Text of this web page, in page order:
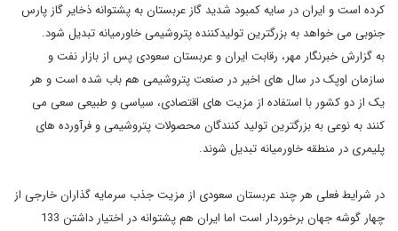
کرده است و ایران در سایه کمبود شدید گاز عربستان به پشتوانه ذخایر گاز پارس
جنوبی می خواهد به بزرگترین تولیدکننده پتروشیمی خاورمیانه تبدیل شود.
به گزارش خبرنگار مهر، رقابت ایران و عربستان سعودی پس از بازار نفت و
سازمان اوپک در سال های اخیر در صنعت پتروشیمی هم باب شده است و هر
یک از دو کشور با استفاده از مزیت های اقتصادی، سیاسی و طبیعی سعی می
کنند به نوعی به بزرگترین تولید کنندگان محصولات پتروشیمی و فرآورده های
پلیمری در منطقه خاورمیانه تبدیل شوند.
در شرایط فعلی هر چند عربستان سعودی از مزیت جذب سرمایه گذاران خارجی از
چهار گوشه جهان برخوردار است اما ایران هم پشتوانه در اختیار داشتن 133